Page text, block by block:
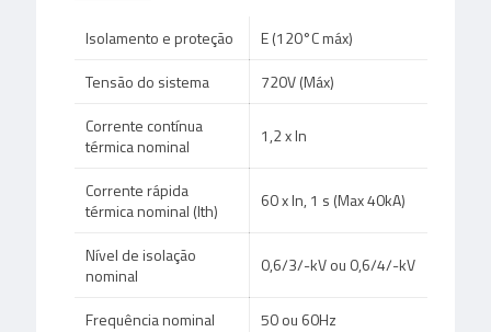
Isolamento e proteção
E (120°C máx)
Tensão do sistema
720V (Máx)
Corrente contínua
térmica nominal
1,2 x In
Corrente rápida
térmica nominal (Ith)
60 x In, 1 s (Max 40kA)
Nível de isolação
nominal
0,6/3/-kV ou 0,6/4/-kV
Frequência nominal 50 ou 60Hz